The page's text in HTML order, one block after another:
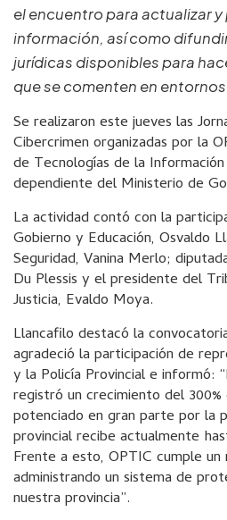
el encuentro para actualizar
información, así como
jurídicas disponibles para
que se comenten en
Se realizaron este jueves las
Cibercrimen organizadas por la
de Tecnologías de la
dependiente del Ministerio de
La actividad contó con la
Gobierno y Educación, Osvaldo
Seguridad, Vanina Merlo;
Du Plessis y el presidente del
Justicia, Evaldo Moya.
Llancafilo destacó la
agradeció la participación de
y la Policía Provincial e informó:
registró un crecimiento del
potenciado en gran parte por la
provincial recibe actualmente
Frente a esto, OPTIC cumple
administrando un sistema de
nuestra provincia”.